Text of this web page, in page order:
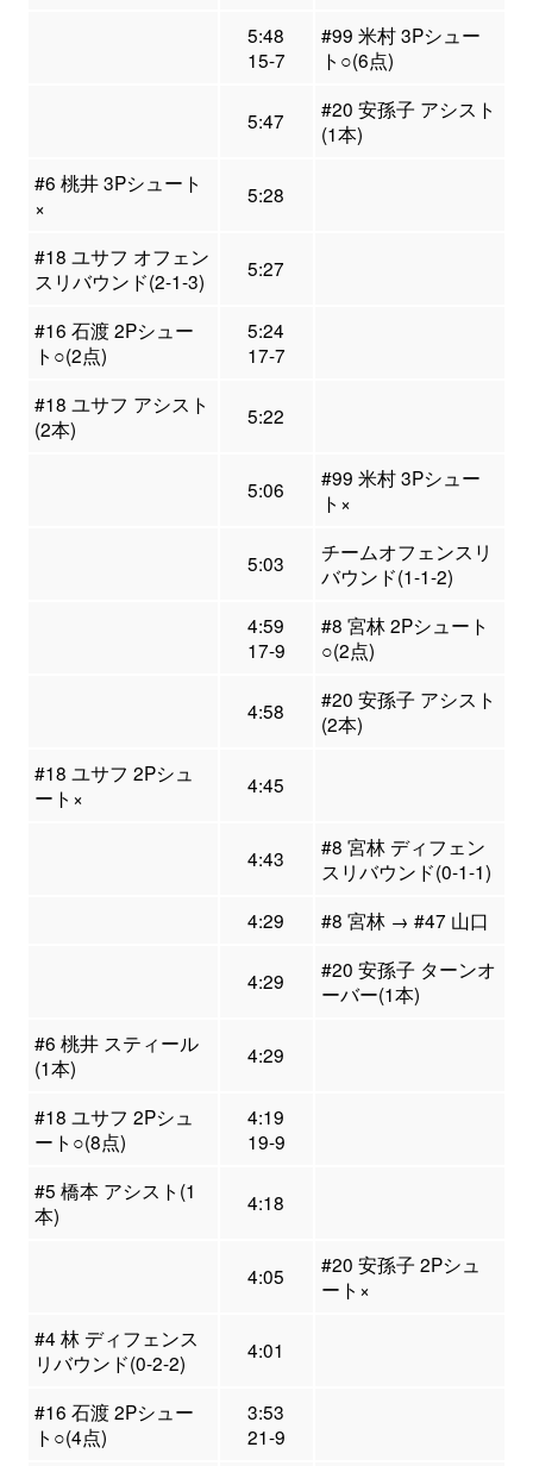
5:48
15-7
#99 米村 3Pシュー
ト○(6点)
5:47
#20 安孫子 アシスト
(1本)
#6 桃井 3Pシュート
×
5:28
#18 ユサフ オフェン
スリバウンド(2-1-3)
5:27
#16 石渡 2Pシュー
ト○(2点)
5:24
17-7
#18 ユサフ アシスト
(2本)
5:22
5:06
#99 米村 3Pシュー
ト×
5:03
チームオフェンスリ
バウンド(1-1-2)
4:59
17-9
#8 宮林 2Pシュート
○(2点)
4:58
#20 安孫子 アシスト
(2本)
#18 ユサフ 2Pシュ
ート×
4:45
4:43
#8 宮林 ディフェン
スリバウンド(0-1-1)
4:29
#8 宮林 → #47 山口
4:29
#20 安孫子 ターンオ
ーバー(1本)
#6 桃井 スティール
(1本)
4:29
#18 ユサフ 2Pシュ
ート○(8点)
4:19
19-9
#5 橋本 アシスト(1
本)
4:18
4:05
#20 安孫子 2Pシュ
ート×
#4 林 ディフェンス
リバウンド(0-2-2)
4:01
#16 石渡 2Pシュー
ト○(4点)
3:53
21-9